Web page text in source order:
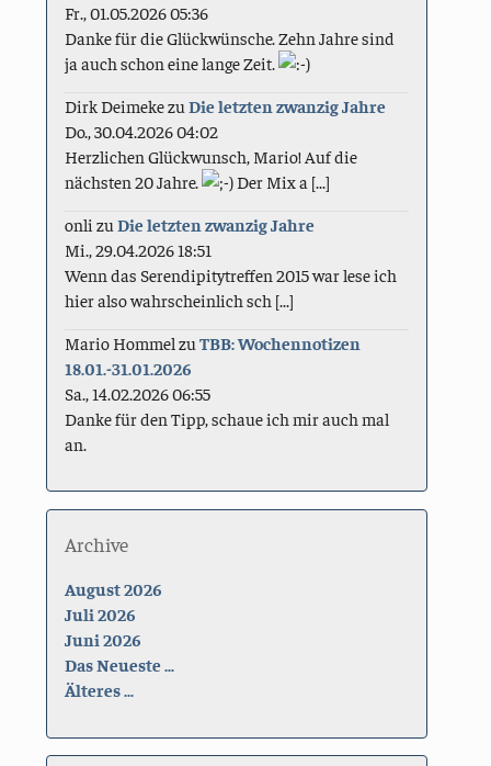
Fr., 01.05.2026 05:36
Danke für die Glückwünsche. Zehn Jahre sind
ja auch schon eine lange Zeit.
Dirk DeimekezuDie letzten zwanzig Jahre
Do., 30.04.2026 04:02
Herzlichen Glückwunsch, Mario! Auf die
nächsten 20 Jahre.
Der Mix a [...]
onli zuDie letzten zwanzig Jahre
Mi., 29.04.2026 18:51
Wenn das Serendipitytreffen 2015 war lese ich
hier also wahrscheinlich sch [...]
Mario Hommel zuTBB: Wochennotizen
18.01.-31.01.2026
Sa., 14.02.2026 06:55
Danke für den Tipp, schaue ich mir auch mal
an.
Archive
August 2026
Juli 2026
Juni 2026
Das Neueste ...
Älteres ...